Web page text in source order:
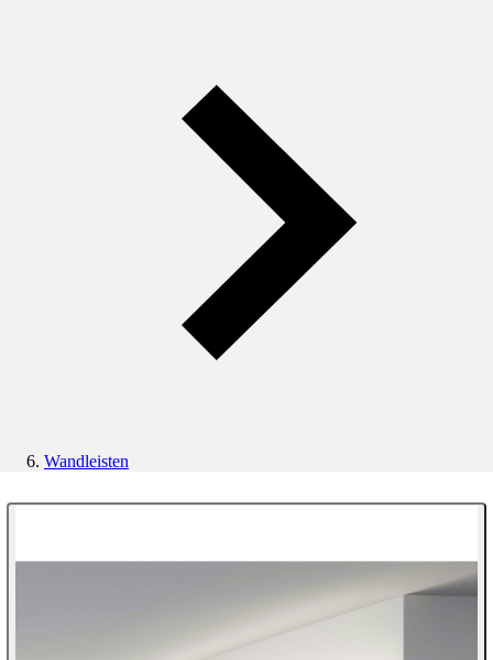
Wandleisten